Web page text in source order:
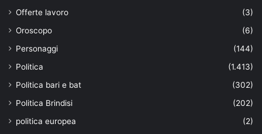
Offerte lavoro
(3)
Oroscopo
(6)
Personaggi
(144)
Politica
(1.413)
Politica bari e bat
(302)
Politica Brindisi
(202)
politica europea
(2)